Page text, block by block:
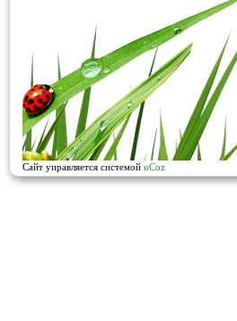
Сайт управляется системой uCoz